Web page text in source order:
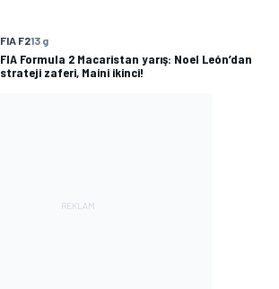
FIA F213 g
FIA Formula 2 Macaristan yarış: Noel León’dan
strateji zaferi, Maini ikinci!